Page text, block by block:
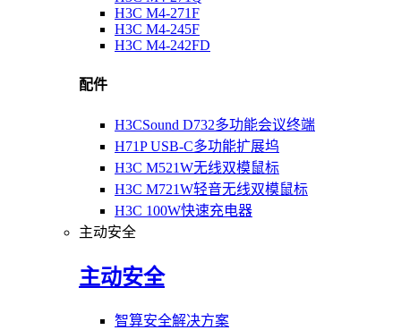
H3C M4-271F
H3C M4-245F
H3C M4-242FD
配件
H3CSound D732多功能会议终端
H71P USB-C多功能扩展坞
H3C M521W无线双模鼠标
H3C M721W轻音无线双模鼠标
H3C 100W快速充电器
主动安全
主动安全
智算安全解决方案